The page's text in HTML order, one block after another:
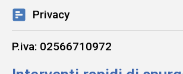
Privacy
P.iva: 02566710972